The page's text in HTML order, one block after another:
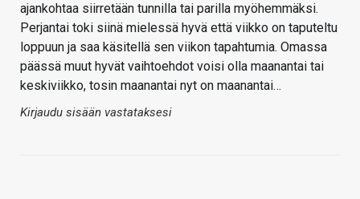
ajankohtaa siirretään tunnilla tai parilla myöhemmäksi.
Perjantai toki siinä mielessä hyvä että viikko on taputeltu
loppuun ja saa käsitellä sen viikon tapahtumia. Omassa
päässä muut hyvät vaihtoehdot voisi olla maanantai tai
keskiviikko, tosin maanantai nyt on maanantai…
Kirjaudu sisään vastataksesi